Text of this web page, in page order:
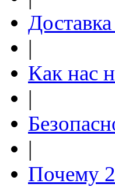
|
Как нас
|
|
Почему